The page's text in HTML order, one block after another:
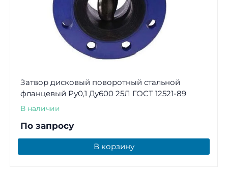
Затвор дисковый поворотный стальной
фланцевый Ру0,1 Ду600 25Л ГОСТ 12521-89
В наличии
По запросу
В корзину